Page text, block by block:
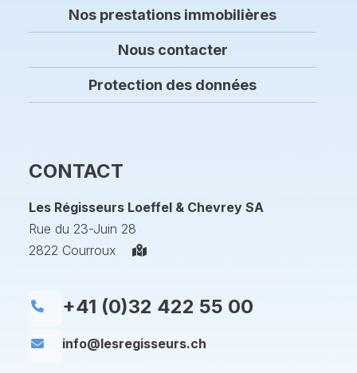
Nos prestations immobilières
Nous contacter
Protection des données
CONTACT
Les Régisseurs Loeffel & Chevrey SA
Rue du 23-Juin 28
2822 Courroux
+41 (0)32 422 55 00
info@lesregisseurs.ch